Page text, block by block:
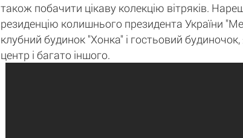
також побачити цікаву колекцію вітряків.
резиденцію колишнього президента України
клубний будинок "Хонка" і гостьовий
центр і багато іншого.